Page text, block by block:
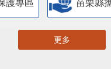
護專區 苗栗縣
更多